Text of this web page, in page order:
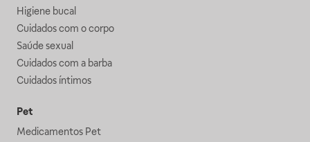
Higiene bucal
Cuidados com o corpo
Saúde sexual
Cuidados com a barba
Cuidados íntimos
Pet
Medicamentos Pet